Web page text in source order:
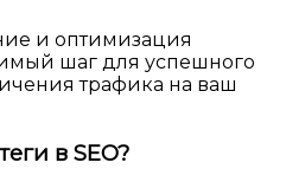
и оптимизация
шаг для успешного
трафика на ваш
в SEO?